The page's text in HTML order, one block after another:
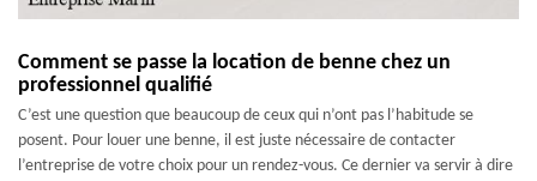
Comment se passe la location de benne chez un
professionnel qualifié
C’est une question que beaucoup de ceux qui n’ont pas l’habitude se
posent. Pour louer une benne, il est juste nécessaire de contacter
l’entreprise de votre choix pour un rendez-vous. Ce dernier va servir à dire